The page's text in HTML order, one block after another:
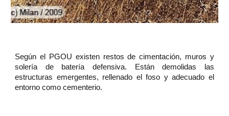
Según el PGOU existen restos de cimentación, muros y
solería de batería defensiva. Están demolidas las
estructuras emergentes, rellenado el foso y adecuado el
entorno como cementerio.